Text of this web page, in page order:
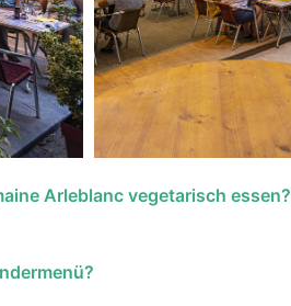
Arleblanc vegetarisch essen?